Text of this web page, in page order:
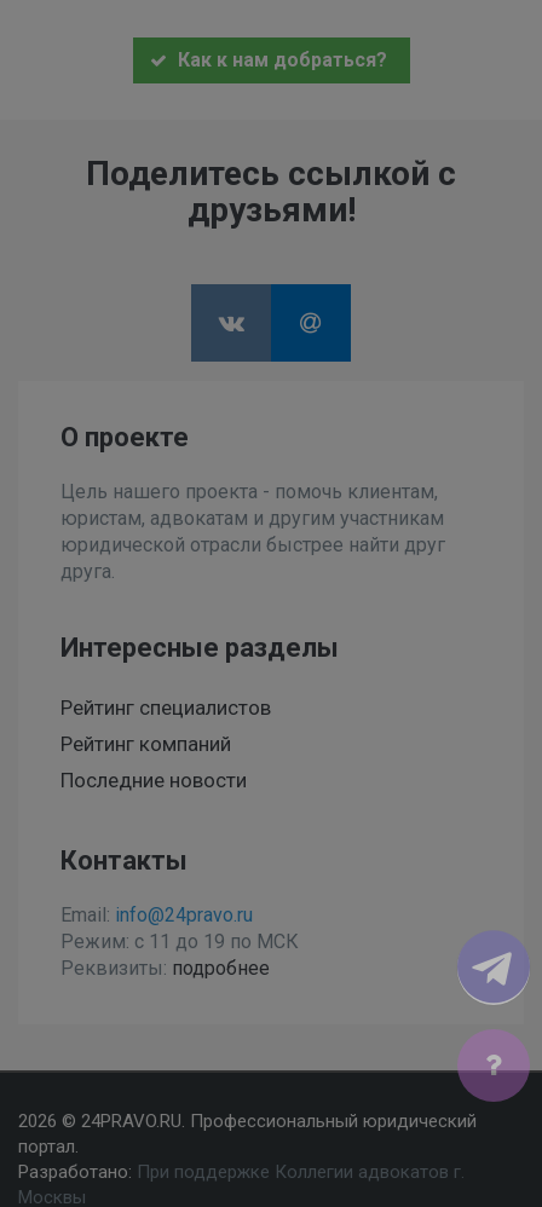
Как к нам добраться?
Поделитесь ссылкой с
друзьями!
О проекте
Цель нашего проекта - помочь клиентам,
юристам, адвокатам и другим участникам
юридической отрасли быстрее найти друг
друга.
Интересные разделы
Рейтинг специалистов
Рейтинг компаний
Последние новости
Контакты
Email: info@24pravo.ru
Режим: с 11 до 19 по МСК
Реквизиты: подробнее
2026 © 24PRAVO.RU. Профессиональный юридический
портал.
Разработано: При поддержке Коллегии адвокатов г.
Москвы
Мы используем файлы cookies, чтобы улучшить сайт
для Вас